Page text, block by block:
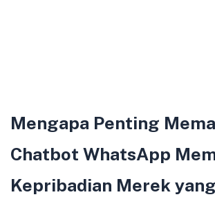
Mengapa Penting
Chatbot WhatsApp
Kepribadian Merek yang